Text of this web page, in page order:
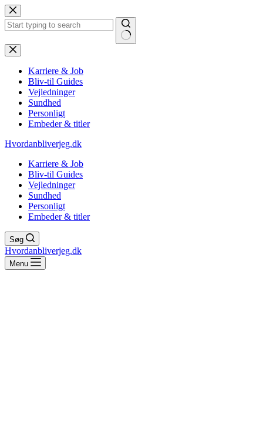
Fortsæt
til
indhold
Ingen
resultater
Karriere & Job
Bliv-til Guides
Vejledninger
Sundhed
Personligt
Embeder & titler
Hvordanbliverjeg.dk
Karriere & Job
Bliv-til Guides
Vejledninger
Sundhed
Personligt
Embeder & titler
Søg
Hvordanbliverjeg.dk
Menu